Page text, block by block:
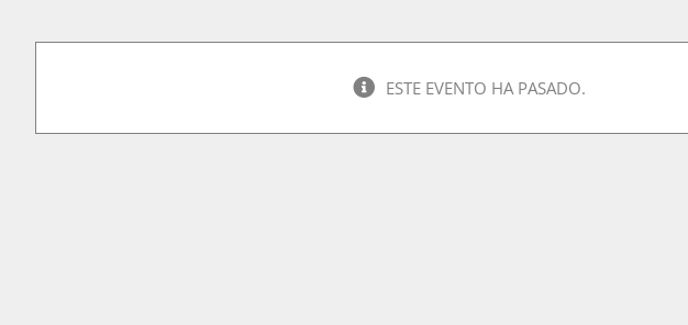
ESTE EVENTO HA PASADO.